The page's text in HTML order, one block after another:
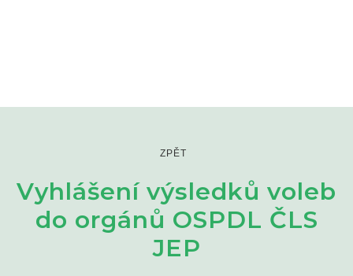
ZPĚT
Vyhlášení výsledků voleb
do orgánů OSPDL ČLS
JEP